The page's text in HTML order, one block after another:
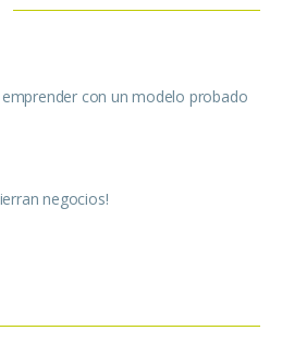
con un modelo probado
negocios!